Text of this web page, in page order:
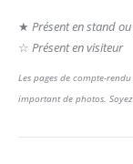
★ Présent en stand
☆ Présent en visiteur
Les pages de compte-
important de photos.